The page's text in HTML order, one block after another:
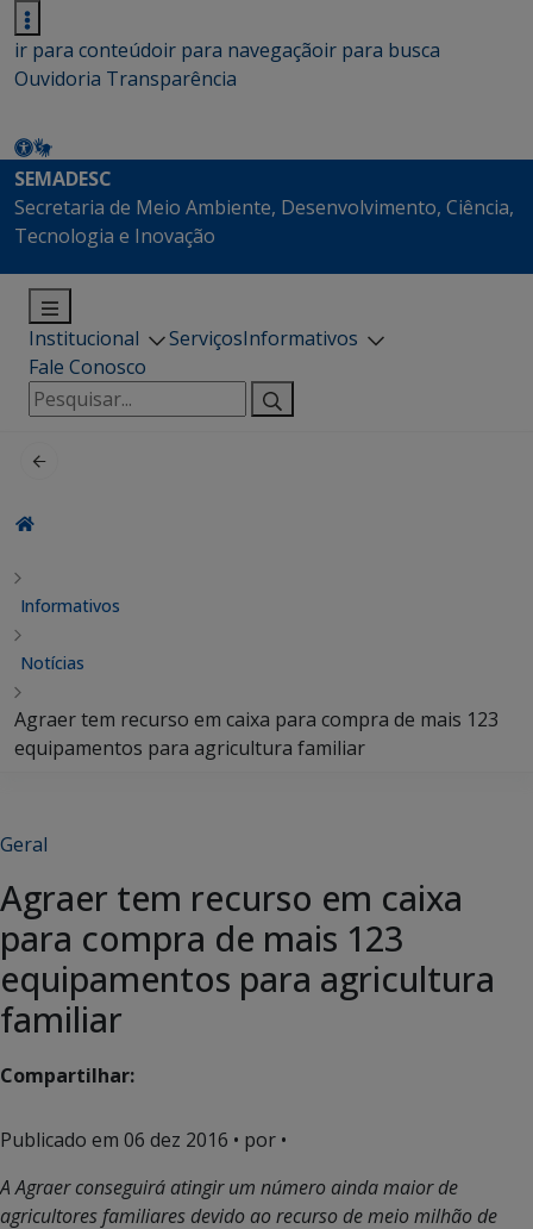
ir para conteúdoir para navegaçãoir para busca
Ouvidoria Transparência
SEMADESC
Secretaria de Meio Ambiente, Desenvolvimento, Ciência,
Tecnologia e Inovação
Institucional ServiçosInformativos
Fale Conosco
Pesquisar
por:
Informativos
Notícias
Agraer tem recurso em caixa para compra de mais 123
equipamentos para agricultura familiar
Geral
Agraer tem recurso em caixa
para compra de mais 123
equipamentos para agricultura
familiar
Compartilhar:
Publicado em 06 dez 2016 • por •
A Agraer conseguirá atingir um número ainda maior de
agricultores familiares devido ao recurso de meio milhão de